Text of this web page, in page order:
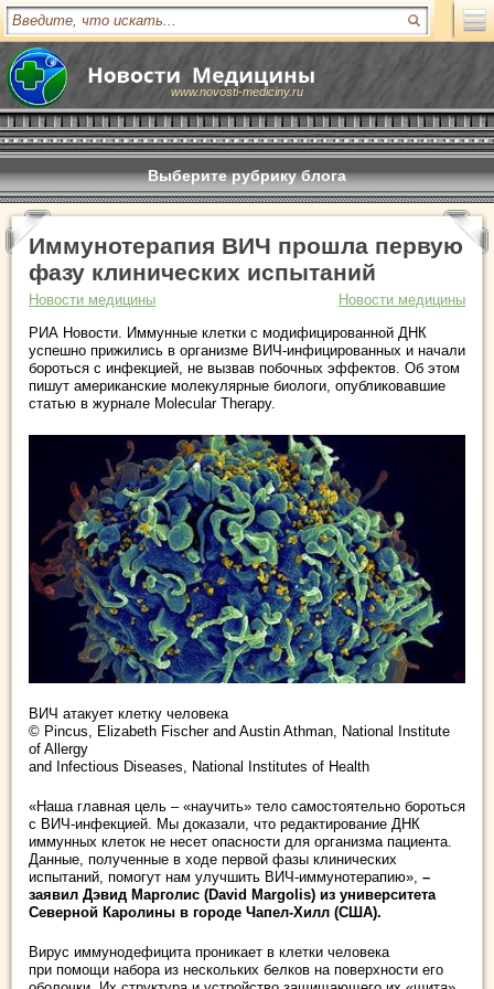
www.novosti-mediciny.ru
Выберите рубрику блога
Иммунотерапия ВИЧ прошла первую
фазу клинических испытаний
Новости медицины
Новости медицины
РИА Новости. Иммунные клетки с модифицированной ДНК
успешно прижились в организме ВИЧ-инфицированных и начали
бороться с инфекцией, не вызвав побочных эффектов. Об этом
пишут американские молекулярные биологи, опубликовавшие
статью в журнале Molecular Therapy.
ВИЧ атакует клетку человека
© Pincus, Elizabeth Fischer and Austin Athman, National Institute
of Allergy
and Infectious Diseases, National Institutes of Health
«Наша главная цель – «научить» тело самостоятельно бороться
с ВИЧ-инфекцией. Мы доказали, что редактирование ДНК
иммунных клеток не несет опасности для организма пациента.
Данные, полученные в ходе первой фазы клинических
испытаний, помогут нам улучшить ВИЧ-иммунотерапию», –
заявил Дэвид Марголис (David Margolis) из университета
Северной Каролины в городе Чапел-Хилл (США).
Вирус иммунодефицита проникает в клетки человека
при помощи набора из нескольких белков на поверхности его